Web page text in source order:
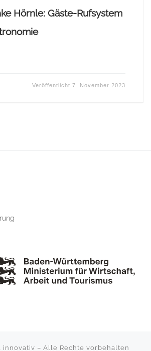
Hörnle: Gäste-Rufsystem
Veröffentlicht7. November 2023
innovativ – Alle Rechte vorbehalten